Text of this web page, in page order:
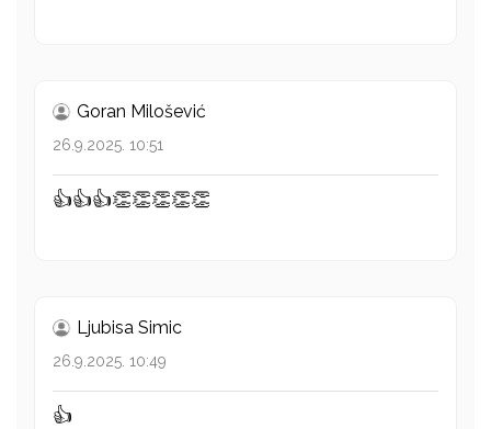
Goran Milošević
26.9.2025. 10:51
👍👍👍👏👏👏👏👏
Ljubisa Simic
26.9.2025. 10:49
👍